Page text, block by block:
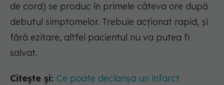
de cord) se produc în primele câteva ore după
debutul simptomelor. Trebuie acționat rapid, și
fără ezitare, altfel pacientul nu va putea fi
salvat.
Citește și: Ce poate declanșa un infarct